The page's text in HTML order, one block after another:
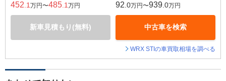
452 .1 万円〜485 .1 万円
新車見積もり(無料)
92 .0万円〜939 .0万円
中古車を検索
WRX STIの車買取相場を調べる